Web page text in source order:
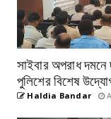
সাইবার অপরাধ দমনে
পুলিশের বিশেষ
Haldia Bandar